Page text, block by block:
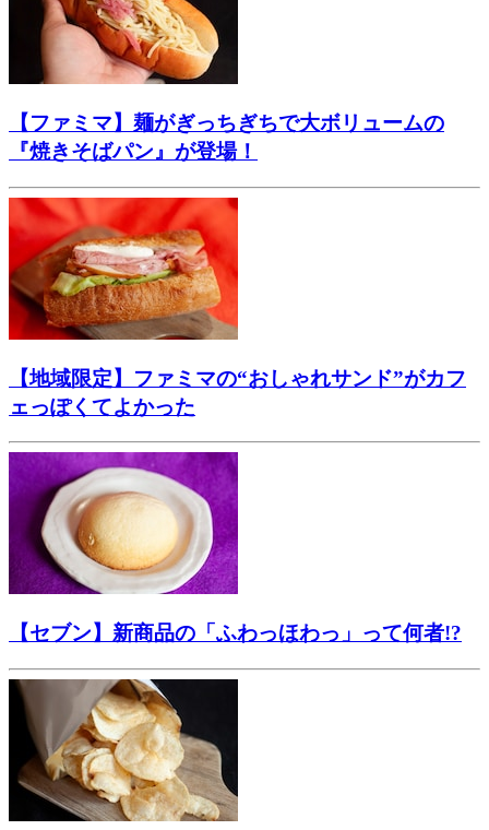
【ファミマ】麺がぎっちぎちで大ボリュームの
『焼きそばパン』が登場！
【地域限定】ファミマの“おしゃれサンド”がカフ
ェっぽくてよかった
【セブン】新商品の「ふわっほわっ」って何者!?